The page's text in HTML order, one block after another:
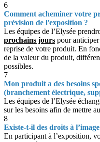
6
Comment acheminer votre
prévision de l'exposition ?
Les équipes de l’Elysée
prochains jours pour anticiper
reprise de votre produit. En
de la valeur du produit,
possibles.
7
Mon produit a des besoins
(branchement électrique,
Les équipes de l’Elysée
sur les besoins afin de mettre
8
Existe-t-il des droits à
En participant à l’exposition,